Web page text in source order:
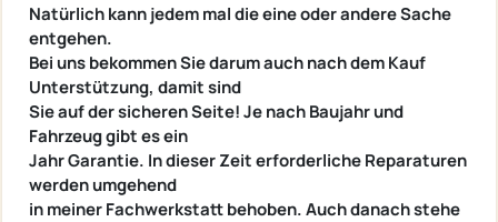
Natürlich kann jedem mal die eine oder andere Sache
entgehen.
Bei uns bekommen Sie darum auch nach dem Kauf
Unterstützung, damit sind
Sie auf der sicheren Seite! Je nach Baujahr und
Fahrzeug gibt es ein
Jahr Garantie. In dieser Zeit erforderliche Reparaturen
werden umgehend
in meiner Fachwerkstatt behoben. Auch danach stehe